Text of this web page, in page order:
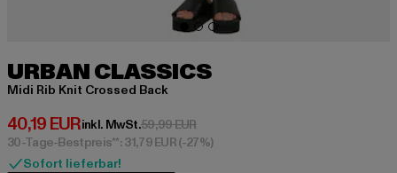
URBAN CLASSICS
Midi Rib Knit Crossed Back
40,19 EUR
Derzeitiger Preis: 40,19 EUR
inkl. MwSt.59,99 EURAktionspreis: 59,99 EUR
30-Tage-Bestpreis**: 31,79 EUR(-27%)
Sofort lieferbar!